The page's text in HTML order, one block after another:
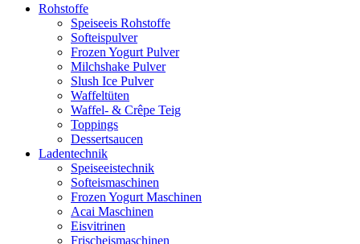
Rohstoffe
Speiseeis Rohstoffe
Softeispulver
Frozen Yogurt Pulver
Milchshake Pulver
Slush Ice Pulver
Waffeltüten
Waffel- & Crêpe Teig
Toppings
Dessertsaucen
Ladentechnik
Speiseeistechnik
Softeismaschinen
Frozen Yogurt Maschinen
Acai Maschinen
Eisvitrinen
Frischeismaschinen